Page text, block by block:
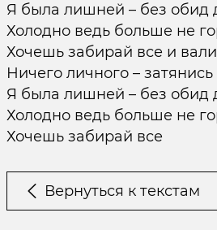
Я была лишней – без обид
Холодно ведь больше не
Хочешь забирай все и вали
Ничего личного – затянись
Я была лишней – без обид
Холодно ведь больше не
Хочешь забирай все
Вернуться к текстам